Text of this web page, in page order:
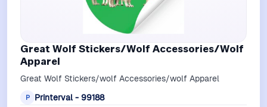
Great Wolf Stickers/Wolf Accessories/Wolf
Apparel
Great Wolf Stickers/wolf Accessories/wolf Apparel
P Printerval - 99188